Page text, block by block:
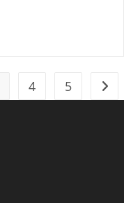
4 5